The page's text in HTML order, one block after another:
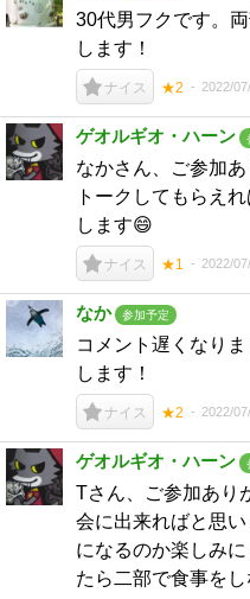
30代男フクです。
します！
ナイス ★2 2022/
ゲオルギオ・ハーン
なかさん、ご参加
トークしてもらえ
します😄
ナイス ★1 2022/
なか 参加予定
コメント遅くなり
します！
ナイス ★2 2022/
ゲオルギオ・ハーン
Tさん、ご参加あり
会に出来ればと思
になるのか楽しみ
たら二部で食事をし